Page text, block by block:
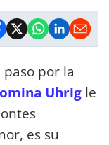
por la
Uhrig le
es su